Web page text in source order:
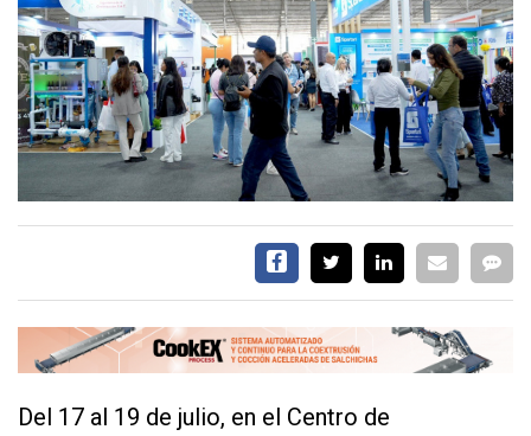
CAPACITACIONES
DIRECTORIO
CALENDARIO
MEDIA KIT
Del 17 al 19 de julio, en el Centro de